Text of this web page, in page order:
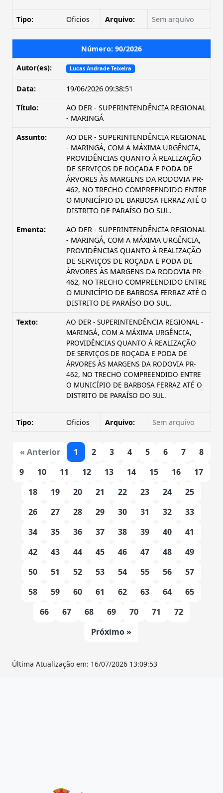
Tipo: Oficios Arquivo: Sem arquivo
Número: 90/2026
Autor(es):
Lucas Andrade Teixeira
Data:
19/06/2026 09:38:51
Título:
AO DER - SUPERINTENDÊNCIA REGIONAL
- MARINGÁ
Assunto:
AO DER - SUPERINTENDÊNCIA REGIONAL
- MARINGÁ, COM A MÁXIMA URGÊNCIA,
PROVIDÊNCIAS QUANTO À REALIZAÇÃO
DE SERVIÇOS DE ROÇADA E PODA DE
ÁRVORES ÀS MARGENS DA RODOVIA PR-
462, NO TRECHO COMPREENDIDO ENTRE
O MUNICÍPIO DE BARBOSA FERRAZ ATÉ O
DISTRITO DE PARAÍSO DO SUL.
Ementa:
AO DER - SUPERINTENDÊNCIA REGIONAL
- MARINGÁ, COM A MÁXIMA URGÊNCIA,
PROVIDÊNCIAS QUANTO À REALIZAÇÃO
DE SERVIÇOS DE ROÇADA E PODA DE
ÁRVORES ÀS MARGENS DA RODOVIA PR-
462, NO TRECHO COMPREENDIDO ENTRE
O MUNICÍPIO DE BARBOSA FERRAZ ATÉ O
DISTRITO DE PARAÍSO DO SUL.
Texto:
AO DER - SUPERINTENDÊNCIA REGIONAL -
MARINGÁ, COM A MÁXIMA URGÊNCIA,
PROVIDÊNCIAS QUANTO À REALIZAÇÃO
DE SERVIÇOS DE ROÇADA E PODA DE
ÁRVORES ÀS MARGENS DA RODOVIA PR-
462, NO TRECHO COMPREENDIDO ENTRE
O MUNICÍPIO DE BARBOSA FERRAZ ATÉ O
DISTRITO DE PARAÍSO DO SUL.
Tipo: Oficios Arquivo: Sem arquivo
« Anterior 1 2 3 4 5 6 7
8
9
10 11 12 13 14 15 16
17
18
19 20 21 22 23 24
25
26
27 28 29 30 31 32
33
34
35 36 37 38 39 40
41
42
43 44 45 46 47 48
49
50
51 52 53 54 55 56
57
58
59 60 61 62 63 64
65
66
67 68 69 70 71
72
Próximo »
Última Atualização em: 16/07/2026 13:09:53